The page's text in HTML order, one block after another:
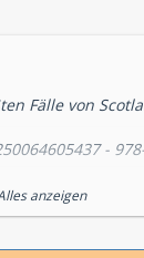
Fälle von
-
anzeigen